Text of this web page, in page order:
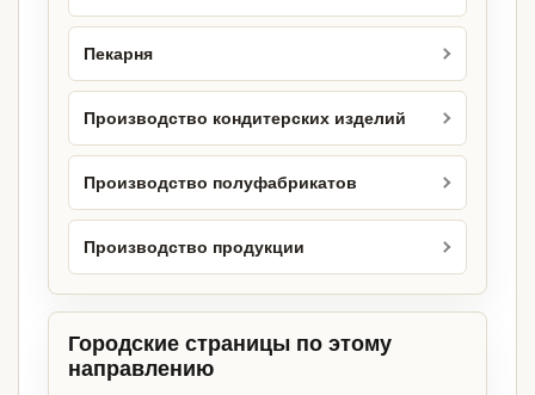
Пекарня
Производство кондитерских изделий
Производство полуфабрикатов
Производство продукции
Городские страницы по этому
направлению